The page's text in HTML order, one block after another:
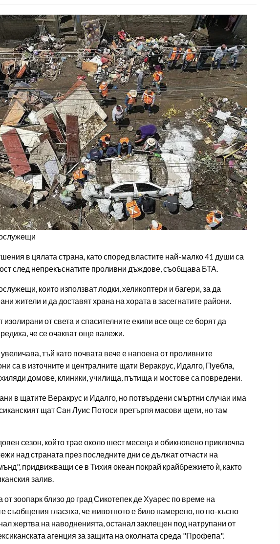
в цялата страна, като според властите най-малко 41 души са
след непрекъснатите проливни дъждове, съобщава БТА.
които използват лодки, хеликоптери и багери, за да
жители и да доставят храна на хората в засегнатите райони.
от света и спасителните екипи все още се борят да
че се очакват още валежи.
тъй като почвата вече е напоена от проливните
са в източните и централните щати Веракрус, Идалго, Пуебла,
домове, клиники, училища, пътища и мостове са повредени.
в щатите Веракрус и Идалго, но потвърдени смъртни случаи има
щат Сан Луис Потоси претърпя масови щети, но там
сезон, който трае около шест месеца и обикновено приключва
над страната през последните дни се дължат отчасти на
придвижващи се в Тихия океан покрай крайбрежието ѝ, както
залив.
зоопарк близо до град Сикотепек де Хуарес по време на
съобщения гласяха, че животното е било намерено, но по-късно
жертва на наводненията, останал заклещен под натрупани от
агенция за защита на околната среда "Профепа".